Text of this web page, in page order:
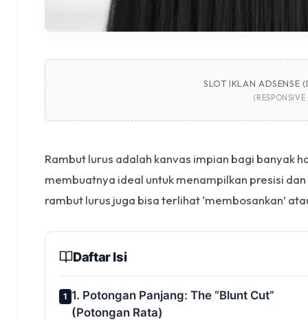
SLOT IKLAN ADSENSE
Rambut lurus adalah kanvas impian bagi banyak
membuatnya ideal untuk menampilkan presisi
rambut lurus juga bisa terlihat ‘membosankan’
Daftar Isi
1 1. Potongan Panjang: The “Blunt Cut”
(Potongan Rata)